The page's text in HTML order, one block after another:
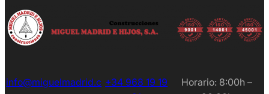
info@miguelmadrid.c +34 968 19 19
Horario: 8:00h –